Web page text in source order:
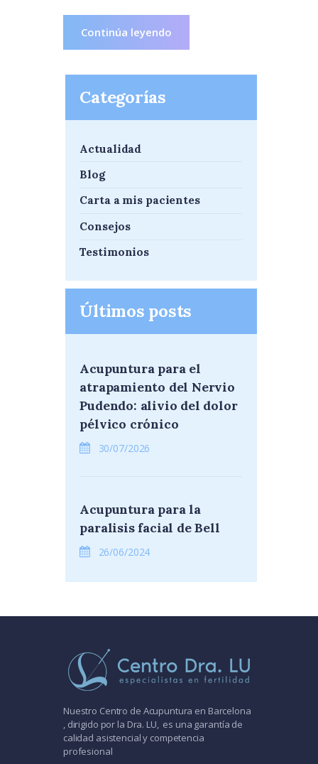
Continúa leyendo
Categorías
Actualidad
Blog
Carta a mis pacientes
Consejos
Testimonios
Últimos posts
Acupuntura para el
atrapamiento del Nervio
Pudendo: alivio del dolor
pélvico crónico
30/07/2026
Acupuntura para la
paralisis facial de Bell
26/06/2024
Nuestro Centro de Acupuntura en Barcelona
, dirigido por la Dra. LU, es una garantía de
calidad asistencial y competencia
profesional